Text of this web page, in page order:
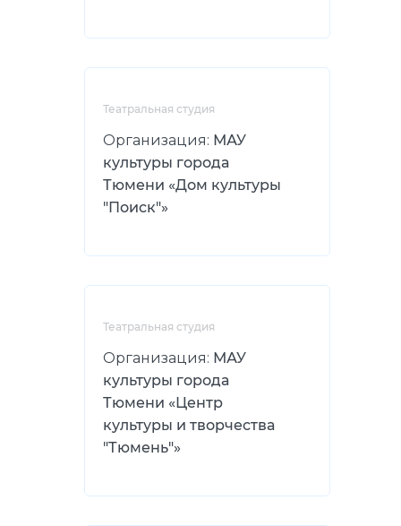
Театральная студия
Организация: МАУ
культуры города
Тюмени «Дом культуры
"Поиск"»
Театральная студия
Организация: МАУ
культуры города
Тюмени «Центр
культуры и творчества
"Тюмень"»